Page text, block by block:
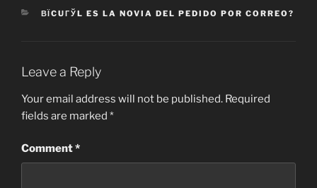
CATEGORIES
ВЇCUГЎL ES LA NOVIA DEL PEDIDO POR CORREO?
Leave a Reply
Your email address will not be published. Required
fields are marked *
Comment*